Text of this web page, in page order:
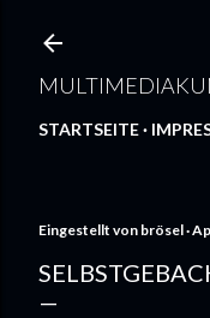
STARTSEITE
Eingestellt von brösel